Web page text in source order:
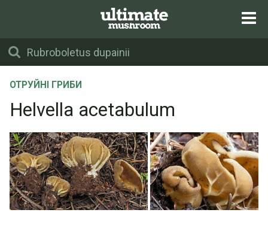
ОТРУЙНІ ГРИБИ
Helvella acetabulum